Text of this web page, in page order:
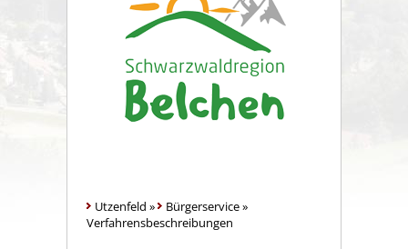
Utzenfeld » Bürgerservice»
Verfahrensbeschreibungen